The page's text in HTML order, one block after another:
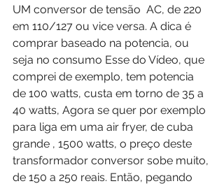
UM conversor de tensão  AC, de 220
em 110/127 ou vice versa. A dica é
comprar baseado na potencia, ou
seja no consumo Esse do Vídeo, que
comprei de exemplo, tem potencia
de 100 watts, custa em torno de 35 a
40 watts, Agora se quer por exemplo
para liga em uma air fryer, de cuba
grande , 1500 watts, o preço deste
transformador conversor sobe muito,
de 150 a 250 reais. Então, pegando